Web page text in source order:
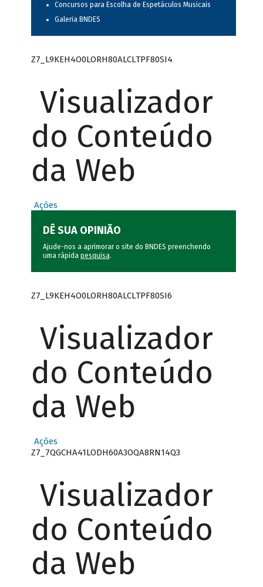
Concursos para Escolha de Espetáculos Musicais
Galeria BNDES
Z7_L9KEH4O0LORH80ALCLTPF80SI4
Visualizador
do Conteúdo
da Web
Ações
DÊ SUA OPINIÃO
Ajude-nos a aprimorar o site do BNDES preenchendo
uma rápida pesquisa.
Z7_L9KEH4O0LORH80ALCLTPF80SI6
Visualizador
do Conteúdo
da Web
Ações
Z7_7QGCHA41LODH60A3OQA8RN14Q3
Visualizador
do Conteúdo
da Web